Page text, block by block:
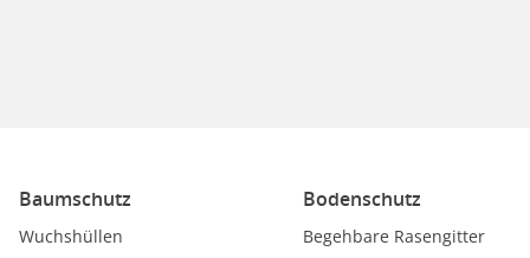
Baumschutz
Wuchshüllen
Bodenschutz
Begehbare Rasengitter